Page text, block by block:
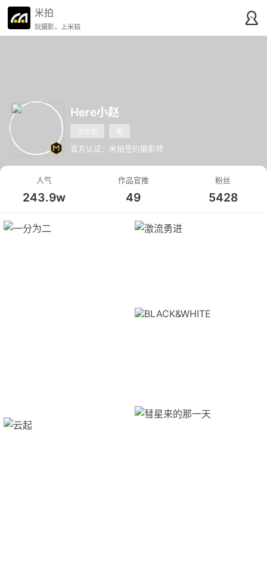
米拍
玩摄影，上米拍
Here小赵
北京市 男
官方认证：米拍签约摄影师
人气
243.9w
作品官推
49
粉丝
5428